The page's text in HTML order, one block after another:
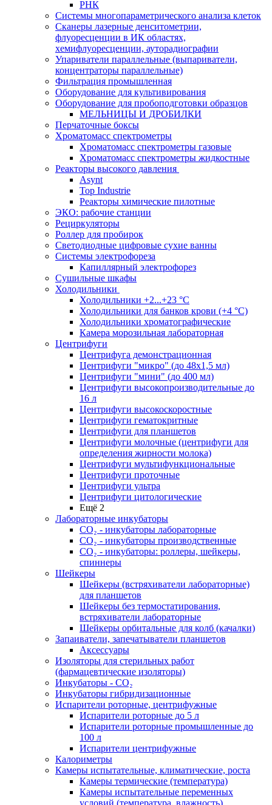
РНК
Системы многопараметрического анализа клеток
Сканеры лазерные денситометрии,
флуоресценции в ИК областях,
хемифлуоресценции, ауторадиографии
Упариватели параллельные (выпариватели,
концентраторы параллельные)
Фильтрация промышленная
Оборудование для культивирования
Оборудование для пробоподготовки образцов
МЕЛЬНИЦЫ И ДРОБИЛКИ
Перчаточные боксы
Хроматомасс спектрометры
Хроматомасс спектрометры газовые
Хроматомасс спектрометры жидкостные
Реакторы высокого давления
Asynt
Top Industrie
Реакторы химические пилотные
ЭКО: рабочие станции
Рециркуляторы
Роллер для пробирок
Светодиодные цифровые сухие ванны
Системы электрофореза
Капиллярный электрофорез
Сушильные шкафы
Холодильники
Холодильники +2...+23 °С
Холодильники для банков крови (+4 °С)
Холодильники хроматографические
Камера морозильная лабораторная
Центрифуги
Центрифуга демонстрационная
Центрифуги "микро" (до 48x1,5 мл)
Центрифуги "мини" (до 400 мл)
Центрифуги высокопроизводительные до
16 л
Центрифуги высокоскоростные
Центрифуги гематокритные
Центрифуги для планшетов
Центрифуги молочные (центрифуги для
определения жирности молока)
Центрифуги мультифункциональные
Центрифуги проточные
Центрифуги ультра
Центрифуги цитологические
Ещё 2
Лабораторные инкубаторы
СО₂ - инкубаторы лабораторные
СО₂ - инкубаторы производственные
СО₂ - инкубаторы: роллеры, шейкеры,
спиннеры
Шейкеры
Шейкеры (встряхиватели лабораторные)
для планшетов
Шейкеры без термостатирования,
встряхиватели лабораторные
Шейкеры орбитальные для колб (качалки)
Запаиватели, запечатыватели планшетов
Аксессуары
Изоляторы для стерильных работ
(фармацевтические изоляторы)
Инкубаторы - CO₂
Инкубаторы гибридизационные
Испарители роторные, центрифужные
Испарители роторные до 5 л
Испарители роторные промышленные до
100 л
Испарители центрифужные
Калориметры
Камеры испытательные, климатические, роста
Камеры термические (температура)
Камеры испытательные переменных
условий (температура, влажность)